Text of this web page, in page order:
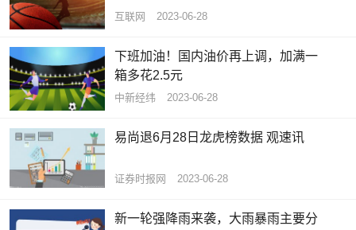
互联网 2023-06-28
下班加油！国内油价再上调，加满一
箱多花2.5元
中新经纬 2023-06-28
易尚退6月28日龙虎榜数据 观速讯
证券时报网 2023-06-28
新一轮强降雨来袭，大雨暴雨主要分